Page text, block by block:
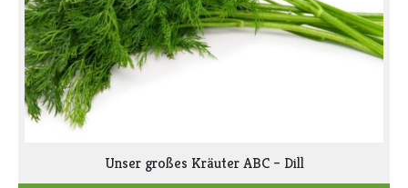
Unser großes Kräuter ABC – Dill